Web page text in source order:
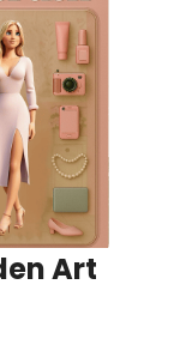
Art